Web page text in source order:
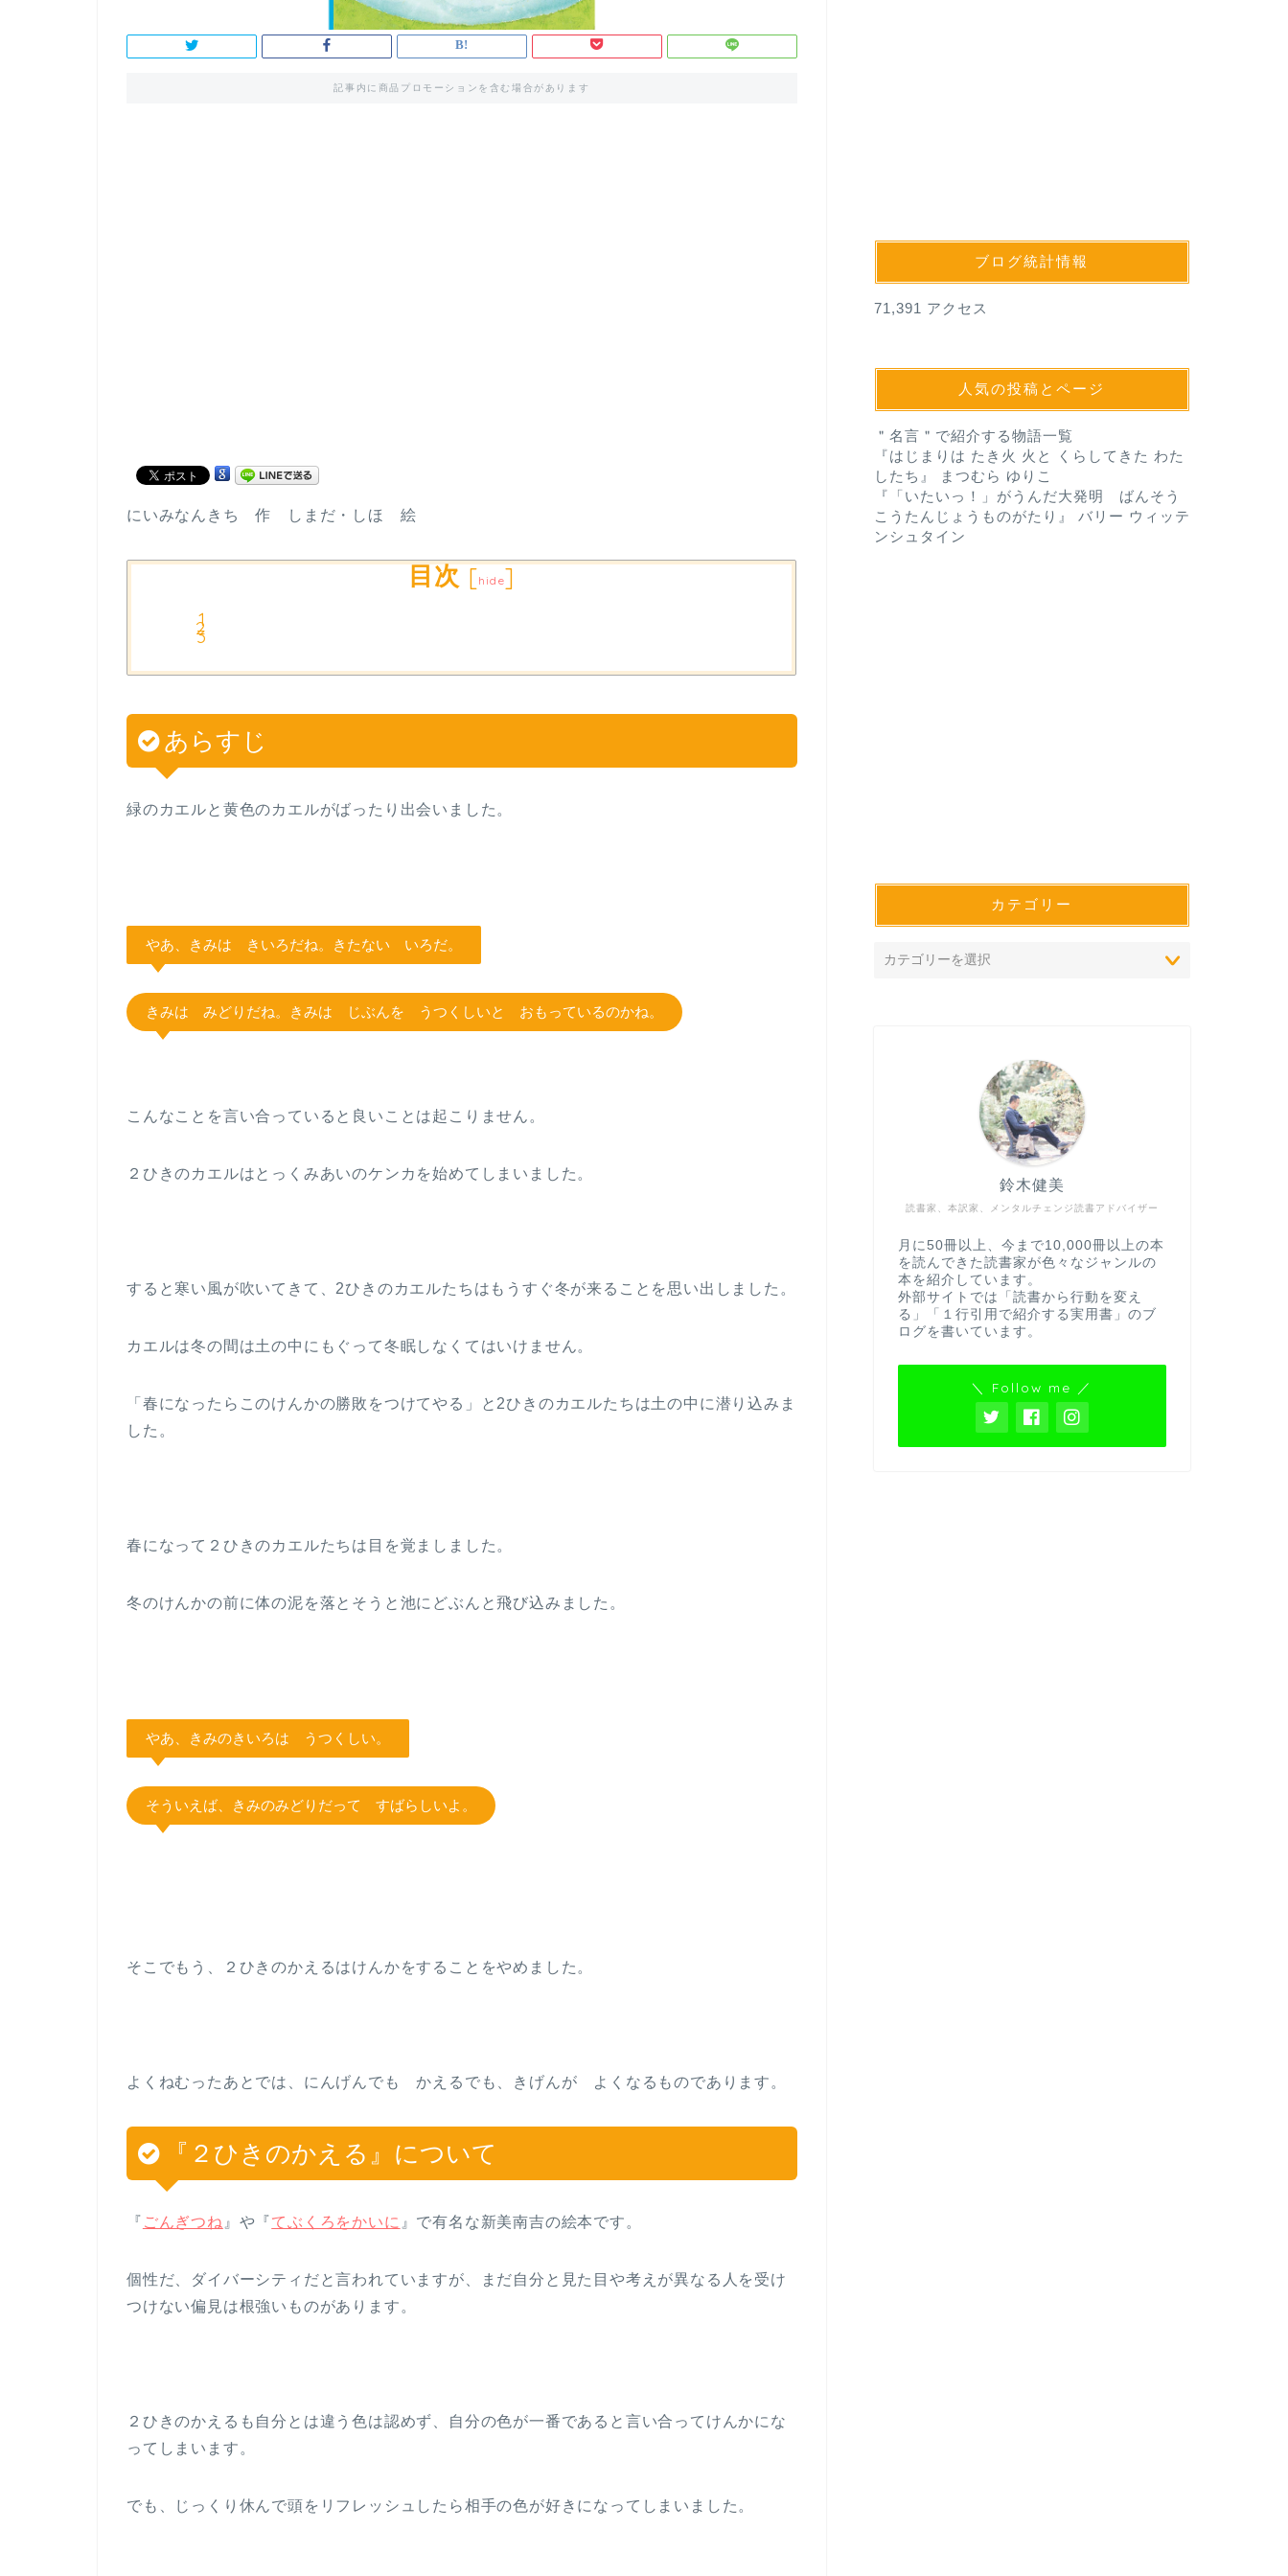
記事内に商品プロモーションを含む場合があります
にいみなんきち 作 しまだ・しほ 絵
目次 [hide]
あらすじ
緑のカエルと黄色のカエルがばったり出会いました。
やあ、きみは きいろだね。きたない いろだ。
きみは みどりだね。きみは じぶんを うつくしいと おもっているのかね。
こんなことを言い合っていると良いことは起こりません。
２ひきのカエルはとっくみあいのケンカを始めてしまいました。
すると寒い風が吹いてきて、2ひきのカエルたちはもうすぐ冬が来ることを思い出しました。
カエルは冬の間は土の中にもぐって冬眠しなくてはいけません。
「春になったらこのけんかの勝敗をつけてやる」と2ひきのカエルたちは土の中に潜り込みま
した。
春になって２ひきのカエルたちは目を覚ましました。
冬のけんかの前に体の泥を落とそうと池にどぶんと飛び込みました。
やあ、きみのきいろは うつくしい。
そういえば、きみのみどりだって すばらしいよ。
そこでもう、２ひきのかえるはけんかをすることをやめました。
よくねむったあとでは、にんげんでも かえるでも、きげんが よくなるものであります。
『２ひきのかえる』について
『 ごんぎつね 』や『てぶくろをかいに 』で有名な新美南吉の絵本です。
個性だ、ダイバーシティだと言われていますが、まだ自分と見た目や考えが異なる人を受け
つけない偏見は根強いものがあります。
２ひきのかえるも自分とは違う色は認めず、自分の色が一番であると言い合ってけんかにな
ってしまいます。
でも、じっくり休んで頭をリフレッシュしたら相手の色が好きになってしまいました。
ブログ統計情報
71,391 アクセス
人気の投稿とページ
＂名言＂で紹介する物語一覧
『はじまりは たき火 火と くらしてきた わた
したち』 まつむら ゆりこ
『「いたいっ！」がうんだ大発明 ばんそう
こうたんじょうものがたり』 バリー ウィッテ
ンシュタイン
カテゴリー
読書家、本訳家、メンタルチェンジ読書アドバイザー
鈴木健美
月に50冊以上、今まで10,000冊以上の本
を読んできた読書家が色々なジャンルの
本を紹介しています。
外部サイトでは「読書から行動を変え
る」「１行引用で紹介する実用書」のブ
ログを書いています。
＼ Follow me ／